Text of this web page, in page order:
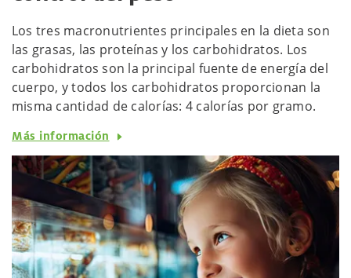
Los tres macronutrientes principales en la dieta son
las grasas, las proteínas y los carbohidratos. Los
carbohidratos son la principal fuente de energía del
cuerpo, y todos los carbohidratos proporcionan la
misma cantidad de calorías: 4 calorías por gramo.
Más información